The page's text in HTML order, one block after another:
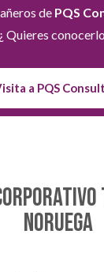
de PQS
¿ Quieres
a PQS
NORUEGA